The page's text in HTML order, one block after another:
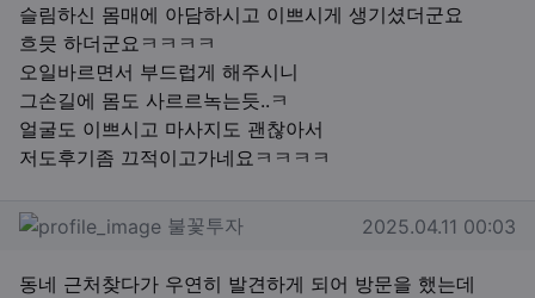
슬림하신 몸매에 아담하시고 이쁘시게 생기셨더군요
흐믓 하더군요ㅋㅋㅋㅋ
오일바르면서 부드럽게 해주시니
그손길에 몸도 사르르녹는듯..ㅋ
얼굴도 이쁘시고 마사지도 괜찮아서
저도후기좀 끄적이고가네요ㅋㅋㅋㅋ
불꽃투자님의 댓글
불꽃투자 작성일
2025.04.11 00:03
동네 근처찾다가 우연히 발견하게 되어 방문을 했는데